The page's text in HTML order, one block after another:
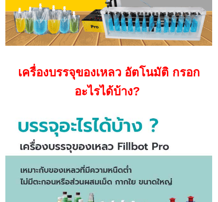
เครื่องบรรจุของเหลว อัตโนมัติ กรอก
อะไรได้บ้าง?